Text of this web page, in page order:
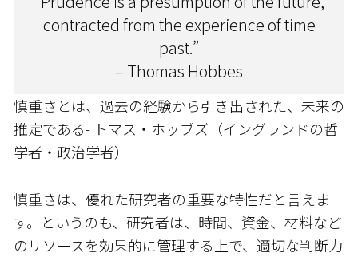
contracted from the experience of time
past.”
– Thomas Hobbes
慎重さとは、過去の経験から引き出された、未来の
推定である- トマス・ホッブズ（イングランドの哲
学者・政治学者）
慎重さは、優れた研究者の重要な特性だと言えま
す。というのも、研究者は、時間、資金、材料など
のリソースを効果的に管理する上で、適切な判断力